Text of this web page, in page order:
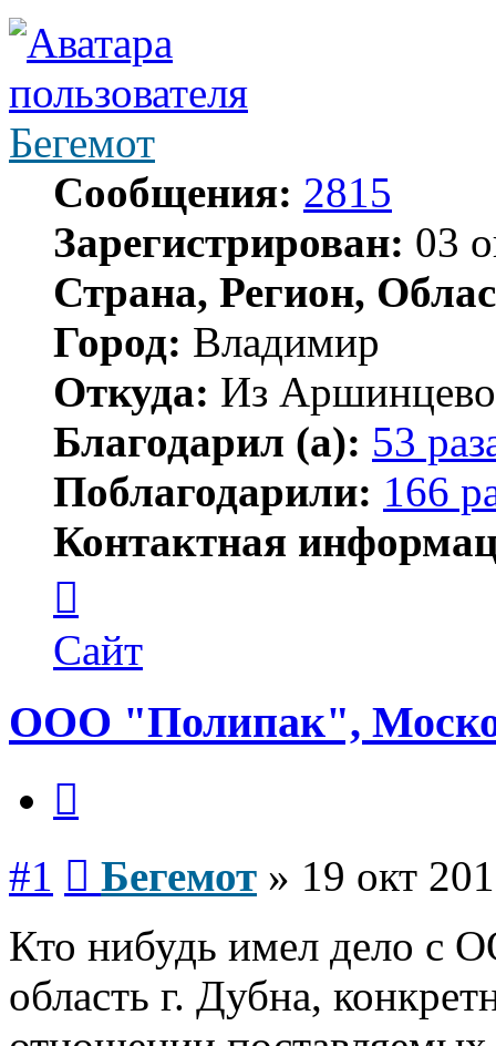
Бегемот
Сообщения: 2815
Зарегистрирован: 03
Страна, Регион,
Город: Владимир
Откуда: Из
Благодарил (а): 53
Поблагодарили: 166
Контактная
пользователя
Бегемот
Сайт
ООО "Полипак",
#1 Бегемот » 19 окт
Кто нибудь имел дело с
область г. Дубна,